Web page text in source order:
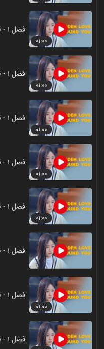
۰۱:۰۰
فصل ۱ - قسمت ۲۸
۰۱:۰۰
فصل ۱ - قسمت ۲۹
۰۱:۰۰
فصل ۱ - قسمت ۳۰
۰۱:۰۰
فصل ۱ - قسمت ۳۱
۰۱:۰۰
فصل ۱ - قسمت ۳۲
فصل ۱ - قسمت ۳۳
۰۱:۰۰
فصل ۱ - قسمت ۳۴
فصل ۱ - قسمت ۳۵